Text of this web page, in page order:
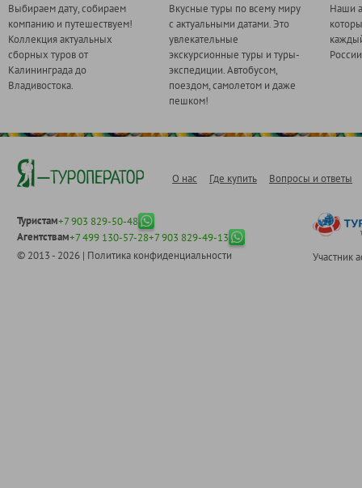
Выбираем дату, собираем
компанию и путешествуем!
Коллекция актуальных
сборных туров от
Калининграда до
Владивостока.
Вкусные туры по всему миру
с актуальными датами. Это
увлекательные
экскурсионные туры и туры-
экспедиции. Автобусом,
поездом, самолетом и даже
пешком!
Наши
О нас Где купить Вопросы и ответы
Туристам+7 903 829-50-48
Агентствам+7 499 130-57-28+7 903 829-49-13
© 2013 - 2026 | Политика конфиденциальности Участник